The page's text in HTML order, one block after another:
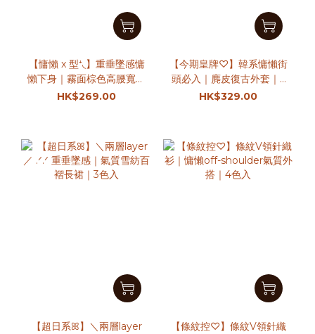
【慵懶 x 型⁺◟】重垂墜感慵
懶下身｜霧面棕色高腰寬西
褲
HK$269.00
【今期皇牌♡】韓系慵懶街
頭必入｜麂皮復古外套｜3
色入
HK$329.00
【超日系ꕤ】＼兩層layer
【條紋控♡】條紋V領針織